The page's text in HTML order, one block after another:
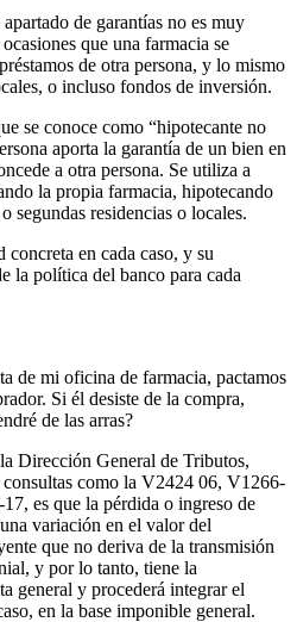
de garantías no es muy
que una farmacia se
de otra persona, y lo mismo
o incluso fondos de inversión.
se conoce como “hipotecante no
aporta la garantía de un bien en
a otra persona. Se utiliza a
la propia farmacia, hipotecando
segundas residencias o locales.
en cada caso, y su
la política del banco para cada
de mi oficina de farmacia, pactamos
Si él desiste de la compra,
de las arras?
Dirección General de Tributos,
consultas como la V2424 06, V1266-
es que la pérdida o ingreso de
variación en el valor del
que no deriva de la transmisión
y por lo tanto, tiene la
general y procederá integrar el
en la base imponible general.